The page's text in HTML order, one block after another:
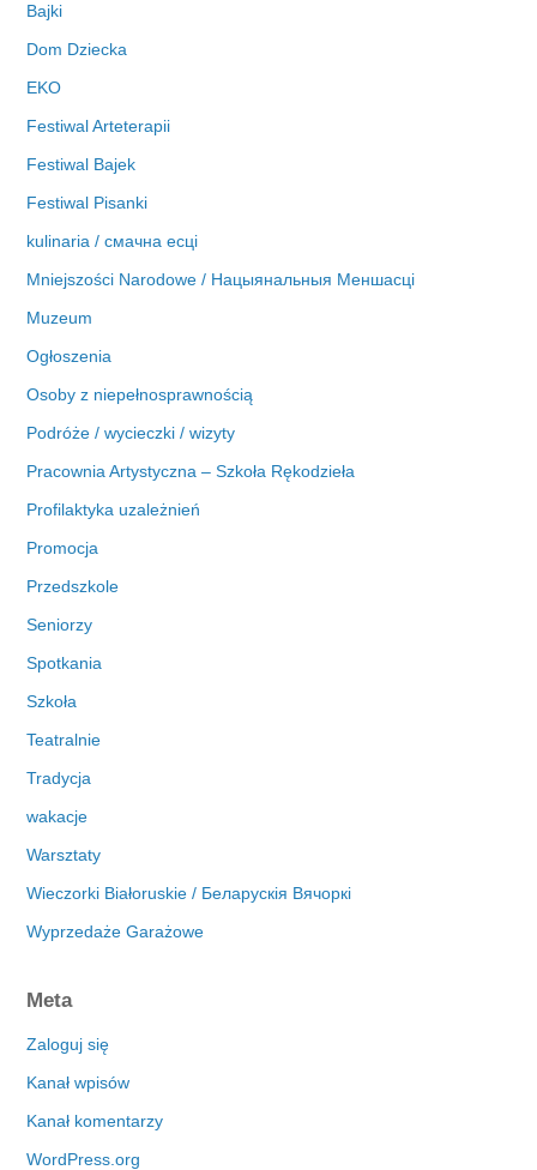
Bajki
Dom Dziecka
EKO
Festiwal Arteterapii
Festiwal Bajek
Festiwal Pisanki
kulinaria / смачна есці
Mniejszości Narodowe / Нацыянальныя Меншасці
Muzeum
Ogłoszenia
Osoby z niepełnosprawnością
Podróże / wycieczki / wizyty
Pracownia Artystyczna – Szkoła Rękodzieła
Profilaktyka uzależnień
Promocja
Przedszkole
Seniorzy
Spotkania
Szkoła
Teatralnie
Tradycja
wakacje
Warsztaty
Wieczorki Białoruskie / Беларускія Вячоркі
Wyprzedaże Garażowe
Meta
Zaloguj się
Kanał wpisów
Kanał komentarzy
WordPress.org